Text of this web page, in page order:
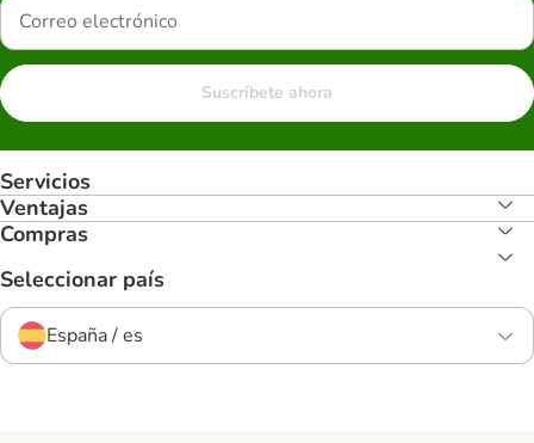
Suscríbete ahora
Servicios
Ventajas
Compras
Seleccionar país
España / es